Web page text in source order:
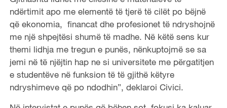
ndërtimit apo me elementë të tjerë të cilët po bëjnë
që ekonomia, financat dhe profesionet të ndryshojnë
me një shpejtësi shumë të madhe. Në këtë sens kur
themi lidhja me tregun e punës, nënkuptojmë se sa
jemi në të njëjtin hap ne si universitete me përgatitjen
e studentëve në funksion të të gjithë këtyre
ndryshimeve që po ndodhin”, deklaroi Civici.